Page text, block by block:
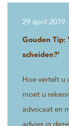
29 april 2019
Gouden
scheiden?'
Hoe vertelt u
moet u
advocaat en